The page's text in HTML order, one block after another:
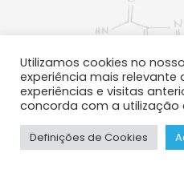
Utilizamos cookies no
experiência mais
experiências e visitas
concorda com a utilização
Definições de Cookies